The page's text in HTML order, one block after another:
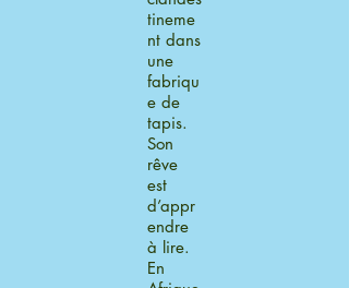
tineme
nt dans
une
fabriqu
e de
tapis.
Son
rêve
est
d’appr
endre
à lire.
En